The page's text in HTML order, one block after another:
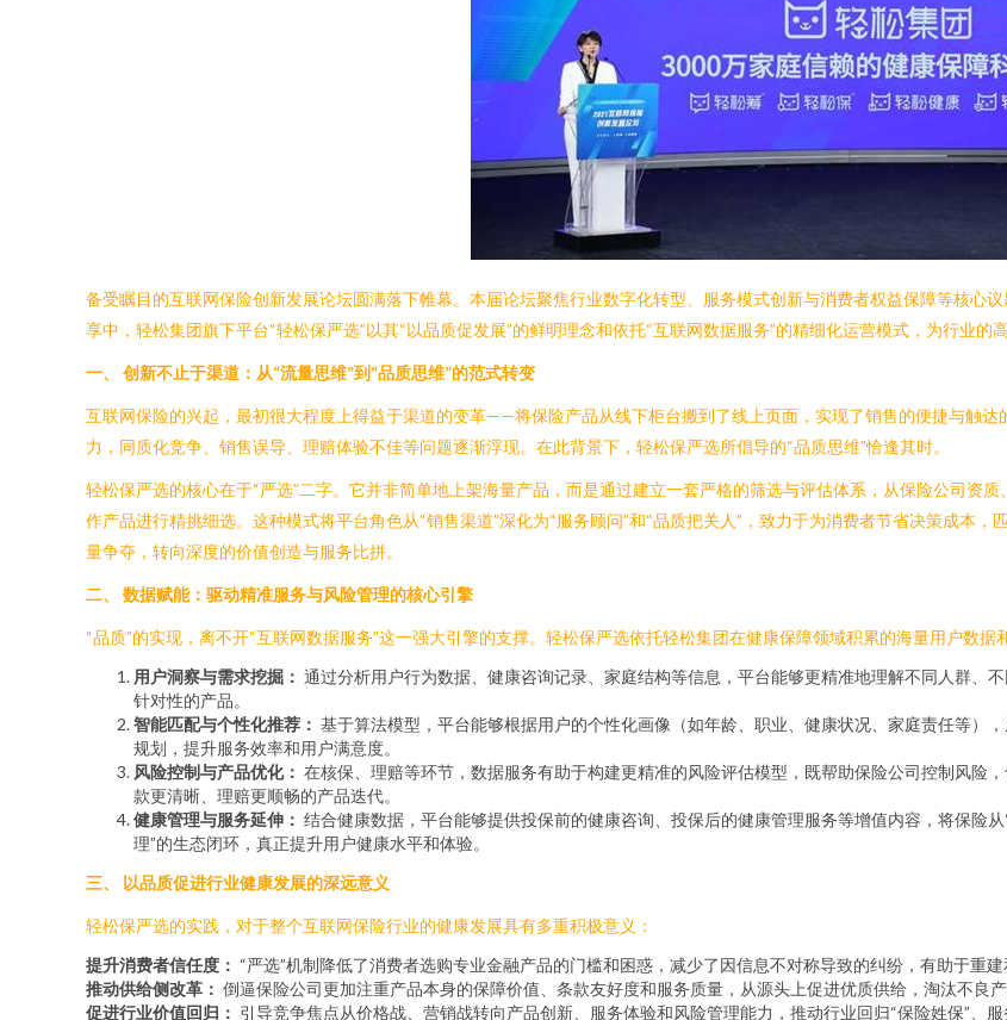
备受瞩目的互联网保险创新发展论坛圆满落下帷幕。本届论坛聚焦行业数字化转型、服务模式创新与消费者权益保障等核心
享中，轻松集团旗下平台“轻松保严选”以其“以品质促发展”的鲜明理念和依托“互联网数据服务”的精细化运营模式，为行业的
一、 创新不止于渠道：从“流量思维”到“品质思维”的范式转变
互联网保险的兴起，最初很大程度上得益于渠道的变革——将保险产品从线下柜台搬到了线上页面，实现了销售的便捷与触
力，同质化竞争、销售误导、理赔体验不佳等问题逐渐浮现。在此背景下，轻松保严选所倡导的“品质思维”恰逢其时。
轻松保严选的核心在于“严选”二字。它并非简单地上架海量产品，而是通过建立一套严格的筛选与评估体系，从保险公司资
作产品进行精挑细选。这种模式将平台角色从“销售渠道”深化为“服务顾问”和“品质把关人”，致力于为消费者节省决策成本
量争夺，转向深度的价值创造与服务比拼。
二、 数据赋能：驱动精准服务与风险管理的核心引擎
“品质”的实现，离不开“互联网数据服务”这一强大引擎的支撑。轻松保严选依托轻松集团在健康保障领域积累的海量用户数据
用户洞察与需求挖掘： 通过分析用户行为数据、健康咨询记录、家庭结构等信息，平台能够更精准地理解不同人群、
针对性的产品。
智能匹配与个性化推荐： 基于算法模型，平台能够根据用户的个性化画像（如年龄、职业、健康状况、家庭责任等）
规划，提升服务效率和用户满意度。
风险控制与产品优化： 在核保、理赔等环节，数据服务有助于构建更精准的风险评估模型，既帮助保险公司控制风险
款更清晰、理赔更顺畅的产品迭代。
健康管理与服务延伸： 结合健康数据，平台能够提供投保前的健康咨询、投保后的健康管理服务等增值内容，将保险
理”的生态闭环，真正提升用户健康水平和体验。
三、 以品质促进行业健康发展的深远意义
轻松保严选的实践，对于整个互联网保险行业的健康发展具有多重积极意义：
提升消费者信任度： “严选”机制降低了消费者选购专业金融产品的门槛和困惑，减少了因信息不对称导致的纠纷，有助于重
推动供给侧改革： 倒逼保险公司更加注重产品本身的保障价值、条款友好度和服务质量，从源头上促进优质供给，淘汰不良产
促进行业价值回归： 引导竞争焦点从价格战、营销战转向产品创新、服务体验和风险管理能力，推动行业回归“保险姓保”、服